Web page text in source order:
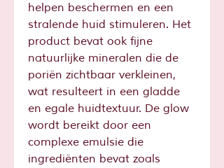
helpen beschermen en een
stralende huid stimuleren. Het
product bevat ook fijne
natuurlijke mineralen die de
poriën zichtbaar verkleinen,
wat resulteert in een gladde
en egale huidtextuur. De glow
wordt bereikt door een
complexe emulsie die
ingrediënten bevat zoals